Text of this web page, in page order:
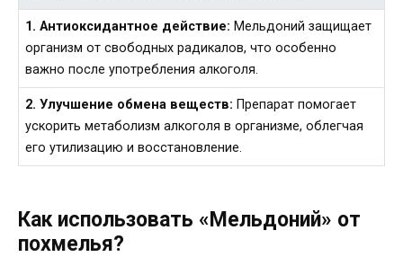
1. Антиоксидантное действие: Мельдоний защищает
организм от свободных радикалов, что особенно
важно после употребления алкоголя.
2. Улучшение обмена веществ: Препарат помогает
ускорить метаболизм алкоголя в организме, облегчая
его утилизацию и восстановление.
Как использовать «Мельдоний» от
похмелья?